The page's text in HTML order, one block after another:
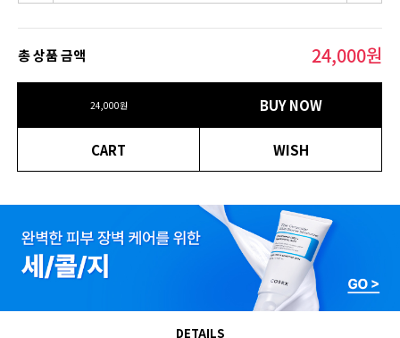
총 상품 금액 24,000원
24,000원 BUY NOW
CART WISH
DETAILS